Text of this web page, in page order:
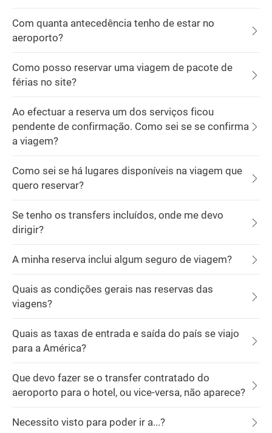
Com quanta antecedência tenho de estar no
aeroporto?
Como posso reservar uma viagem de pacote de
férias no site?
Ao efectuar a reserva um dos serviços ficou
pendente de confirmação. Como sei se se confirma
a viagem?
Como sei se há lugares disponíveis na viagem que
quero reservar?
Se tenho os transfers incluídos, onde me devo
dirigir?
A minha reserva inclui algum seguro de viagem?
Quais as condições gerais nas reservas das
viagens?
Quais as taxas de entrada e saída do país se viajo
para a América?
Que devo fazer se o transfer contratado do
aeroporto para o hotel, ou vice-versa, não aparece?
Necessito visto para poder ir a...?